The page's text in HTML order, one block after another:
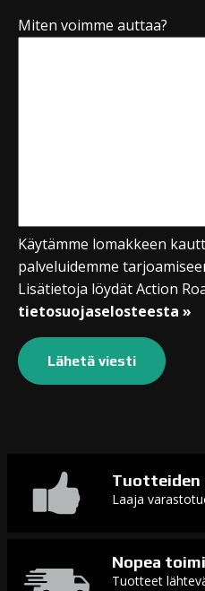
Miten voimme auttaa?
Käytämme lomakkeen
palveluidemme
Lisätietoja löydät Action
tietosuojaselosteesta »
Tuotteiden
Laaja
Nopea
Tuotteet